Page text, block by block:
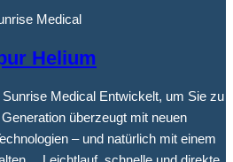
Medical
Helium
Medical Entwickelt, um Sie zu
überzeugt mit neuen
– und natürlich mit einem